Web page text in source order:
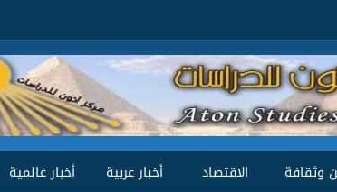
وثقافة الاقتصاد أخبار عربية أخبار عالمية